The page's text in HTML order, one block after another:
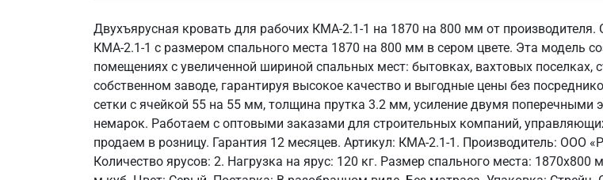
Двухъярусная кровать для рабочих КМА-2.1-1 на 1870 на 800 мм от
КМА-2.1-1 с размером спального места 1870 на 800 мм в сером цвете. Эта модель
помещениях с увеличенной шириной спальных мест: бытовках, вахтовых
собственном заводе, гарантируя высокое качество и выгодные цены без
сетки с ячейкой 55 на 55 мм, толщина прутка 3.2 мм, усиление двумя поперечными
немарок. Работаем с оптовыми заказами для строительных компаний,
продаем в розницу. Гарантия 12 месяцев. Артикул: КМА-2.1-1. Производитель: ООО
Количество ярусов: 2. Нагрузка на ярус: 120 кг. Размер спального места: